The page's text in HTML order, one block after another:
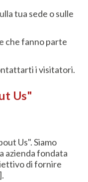
tua sede o sulle
che fanno parte
i visitatori.
Us"
Us". Siamo
azienda fondata
di fornire